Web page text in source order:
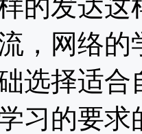
的发达
，网络
选择适
习的要